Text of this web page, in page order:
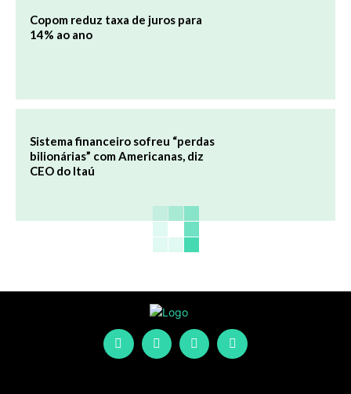
Copom reduz taxa de juros para
14% ao ano
Sistema financeiro sofreu “perdas
bilionárias” com Americanas, diz
CEO do Itaú